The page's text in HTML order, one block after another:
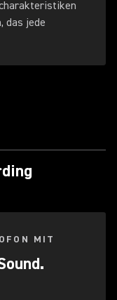
das jede
MIT